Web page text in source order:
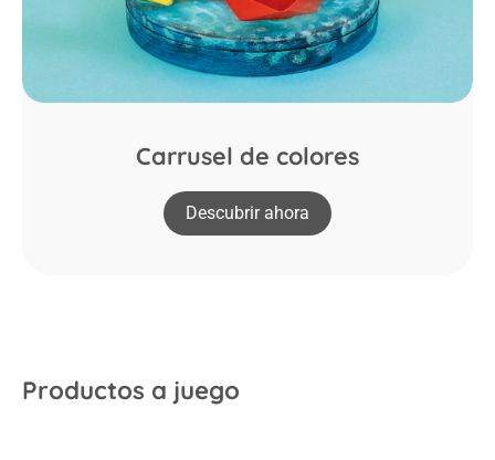
Carrusel de colores
Descubrir ahora
Productos a juego